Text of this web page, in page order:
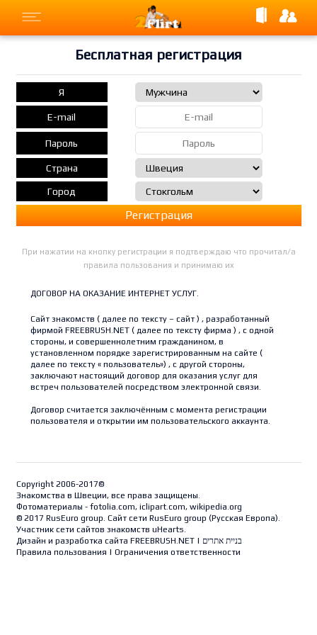
Бесплатная регистрация
Я
E-mail
Пароль
Страна
Город
Регистрация
При нажатии на кнопку регистрации я подтверждаю что прочитал/а
правила пользования и принимаю их
ДОГОВОР НА ОКАЗАНИЕ ИНТЕРНЕТ УСЛУГ.
Сайт знакомств ( далее по тексту – сайт ) , разработанный
фирмой FREEBRUSH.NET ( далее по тексту фирма ) , с одной
стороны, и совершеннолетним гражданином, в
установленном порядке зарегистрированным на сайте (
далее по тексту « пользователь») , с другой стороны,
заключают настоящий договор для оказания услуг для
встреч пользователей посредством электронной связи.
Договор считается заключённым с момента регистрации
пользователя и открытии им пользовательского аккаунта.
нарушения действующего законодательства.
ОБЩИЕ ПОЛОЖЕНИЯ.
Пользователям необходимо знать, что информация, которая
собирается и обрабатывается на сайте, относится к
персональным данным и данным общего
Copyright 2006-2017©
Знакомства в Швеции, все права защищены.
Фотоматериалы - fotolia.com, iclipart.com, wikipedia.org
© 2017 RusEuro group. Сайт сети RusEuro group (Русская Европа).
Участник сети сайтов знакомств uHearts.
Дизайн и разработка сайта FREEBRUSH.NET| בניית אתרים
Правила пользования | Ограничения ответственности